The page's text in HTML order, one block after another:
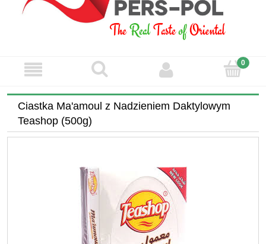
Ciastka Ma'amoul z Nadzieniem Daktylowym
Teashop (500g)